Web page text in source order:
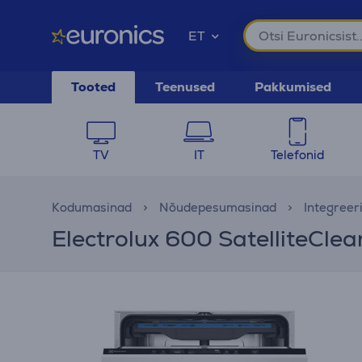
ET
Tooted Teenused Pakkumised
TV IT Telefonid
Kodumasinad Nõudepesumasinad
Electrolux 600